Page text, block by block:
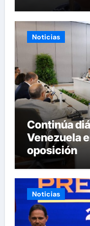
Noticias
Continúa
Venezuela
oposición
Noticias